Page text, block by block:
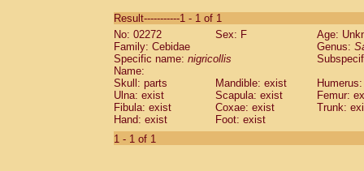
CebidaeSaguinus labiatus(0)
Cebidae Saguinus leucopus (0)
Cebidae
CebidaeSaguinus mystax
Cebidae Saguinus nigricollis (1)
Cebidae Saguinus oedipus
Cebidae Saguinus weddelli
Cebidae Saguinusspp.
Cebidae
Result-----------1 - 1 of 1
No: 02272
Sex: F
Age:
Family: Cebidae
Genus:
Specific name: nigricollis
Name:
Skull: parts
Mandible: exist
Ulna: exist
Scapula: exist
Femur:
Fibula: exist
Coxae: exist
Trunk:
Hand: exist
Foot: exist
1 - 1 of 1